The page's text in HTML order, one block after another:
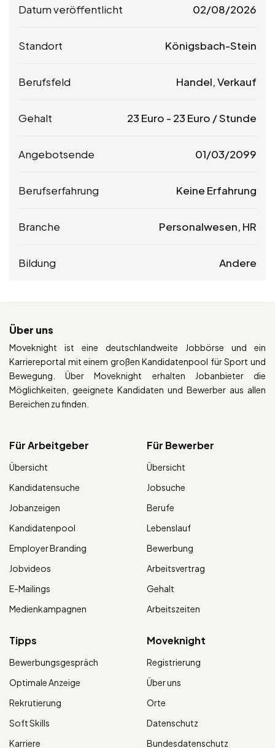
Datum veröffentlicht 02/08/2026
Standort Königsbach-Stein
Berufsfeld Handel, Verkauf
Gehalt 23 Euro - 23 Euro / Stunde
Angebotsende 01/03/2099
Berufserfahrung Keine Erfahrung
Branche Personalwesen, HR
Bildung Andere
Über uns
Moveknight ist eine deutschlandweite Jobbörse und ein
Karriereportal mit einem großen Kandidatenpool für Sport und
Bewegung. Über Moveknight erhalten Jobanbieter die
Möglichkeiten, geeignete Kandidaten und Bewerber aus allen
Bereichen zu finden.
Für Arbeitgeber
Übersicht
Kandidatensuche
Jobanzeigen
Kandidatenpool
Employer Branding
Jobvideos
E-Mailings
Medienkampagnen
Für Bewerber
Übersicht
Jobsuche
Berufe
Lebenslauf
Bewerbung
Arbeitsvertrag
Gehalt
Arbeitszeiten
Tipps
Bewerbungsgespräch
Optimale Anzeige
Rekrutierung
Soft Skills
Karriere
Moveknight
Registrierung
Über uns
Orte
Datenschutz
Bundesdatenschutz